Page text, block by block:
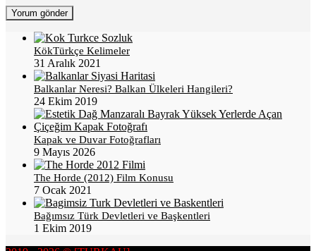
KökTürkçe Kelimeler
31 Aralık 2021
Balkanlar Neresi? Balkan Ülkeleri Hangileri?
24 Ekim 2019
Kapak ve Duvar Fotoğrafları
9 Mayıs 2026
The Horde (2012) Film Konusu
7 Ocak 2021
Bağımsız Türk Devletleri ve Başkentleri
1 Ekim 2019